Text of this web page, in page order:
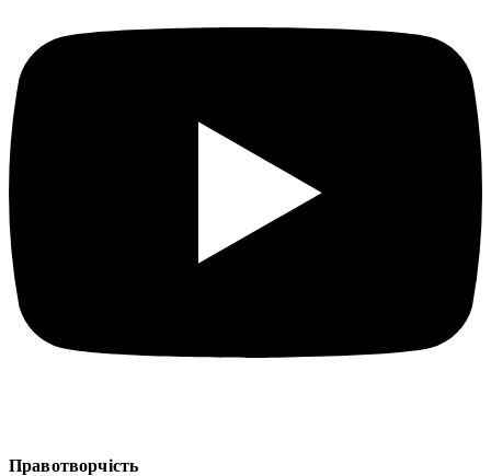
Правотворчість